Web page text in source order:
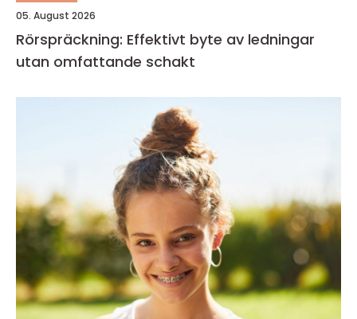
05. August 2026
Rörspräckning: Effektivt byte av ledningar
utan omfattande schakt